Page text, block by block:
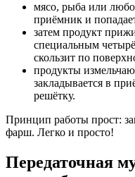
мясо, рыба или
приёмник и
затем продукт
специальным
скользит по
продукты
закладывается в
решётку.
Принцип работы прост:
фарш. Легко и просто!
Передаточная